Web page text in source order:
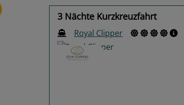
3 Nächte Kurzkreuzfahrt
Royal Clipper